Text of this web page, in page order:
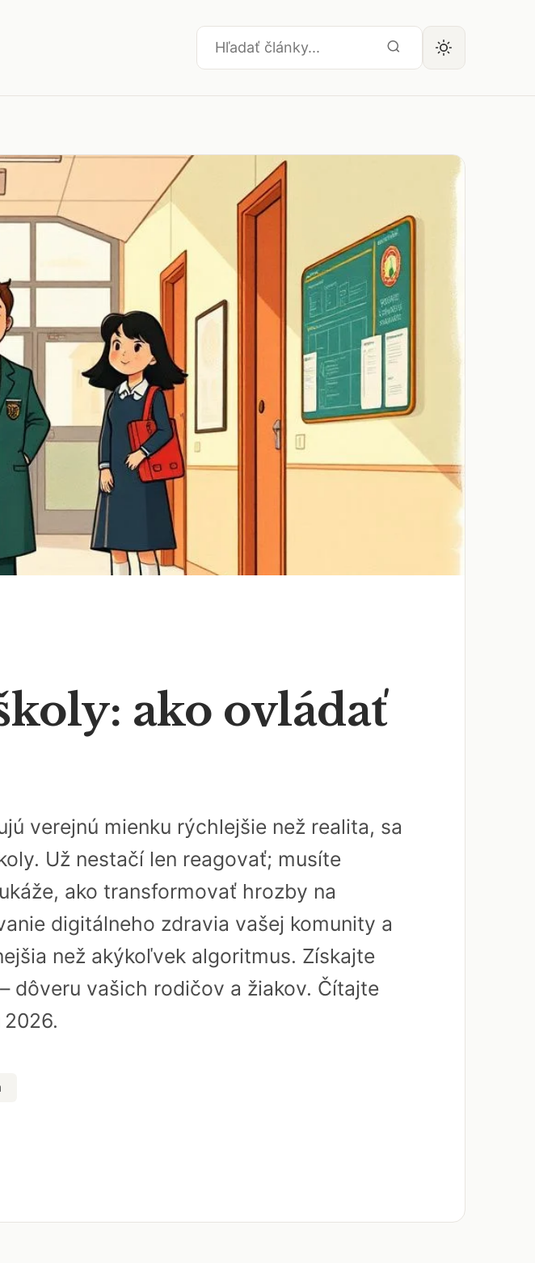
ako ovládať
verejnú mienku rýchlejšie než realita, sa
Už nestačí len reagovať; musíte
ako transformovať hrozby na
digitálneho zdravia vašej komunity a
než akýkoľvek algoritmus. Získajte
dôveru vašich rodičov a žiakov. Čítajte